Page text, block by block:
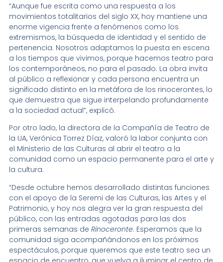
“Aunque fue escrita como una respuesta a los
movimientos totalitarios del siglo XX, hoy mantiene una
enorme vigencia frente a fenómenos como los
extremismos, la búsqueda de identidad y el sentido de
pertenencia. Nosotros adaptamos la puesta en escena
a los tiempos que vivimos, porque hacemos teatro para
los contemporáneos, no para el pasado. La obra invita
al público a reflexionar y cada persona encuentra un
significado distinto en la metáfora de los rinocerontes, lo
que demuestra que sigue interpelando profundamente
a la sociedad actual”, explicó.
Por otro lado, la directora de la Compañía de Teatro de
la UA, Verónica Torrez Díaz, valoró la labor conjunta con
el Ministerio de las Culturas al abrir el teatro a la
comunidad como un espacio permanente para el arte y
la cultura.
“Desde octubre hemos desarrollado distintas funciones
con el apoyo de la Seremi de las Culturas, las Artes y el
Patrimonio, y hoy nos alegra ver la gran respuesta del
público, con las entradas agotadas para las dos
primeras semanas de Rinoceronte. Esperamos que la
comunidad siga acompañándonos en los próximos
espectáculos, porque queremos que este teatro sea un